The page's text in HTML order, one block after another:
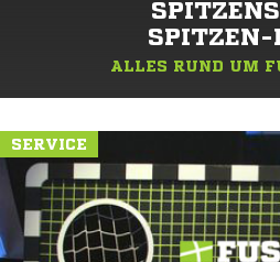
SPITZEN-
ALLES RUND UM
SERVICE